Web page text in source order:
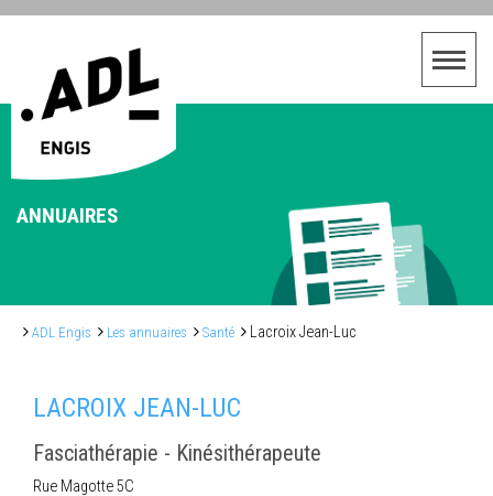
ANNUAIRES
ADL Engis Les annuaires Santé Lacroix Jean-Luc
LACROIX JEAN-LUC
Fasciathérapie - Kinésithérapeute
Rue Magotte 5C